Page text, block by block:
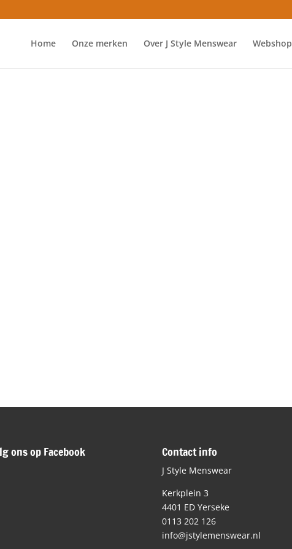
Home Onze merken Over J Style Menswear Webshop
ons op Facebook Contact info
J Style Menswear
Kerkplein 3
4401 ED Yerseke
0113 202 126
info@jstylemenswear.nl